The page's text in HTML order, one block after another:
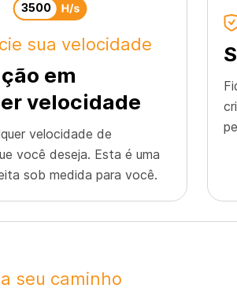
3500
sua velocidade
em
velocidade
velocidade de
você deseja. Esta é uma
sob medida para você.
seu caminho